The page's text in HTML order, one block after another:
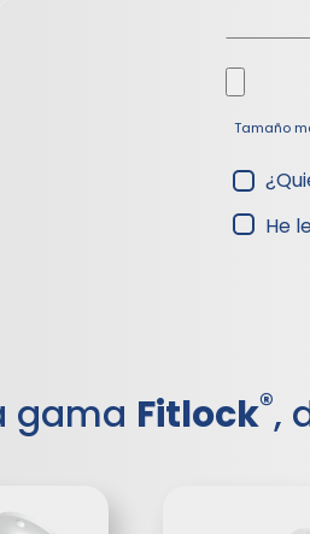
Tamaño
He
gama Fitlock®,